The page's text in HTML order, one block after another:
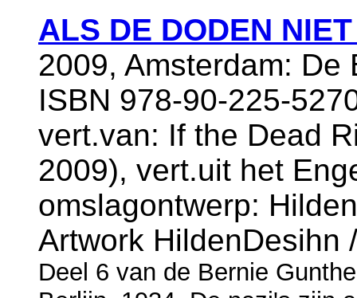
ALS DE DODEN
2009, Amsterdam:
ISBN 978-90-225-
vert.van: If the Dead
2009), vert.uit het
omslagontwerp:
Artwork HildenDesihn
Deel 6 van de Bernie